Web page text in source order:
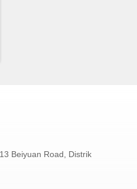
Beiyuan Road, Distrik